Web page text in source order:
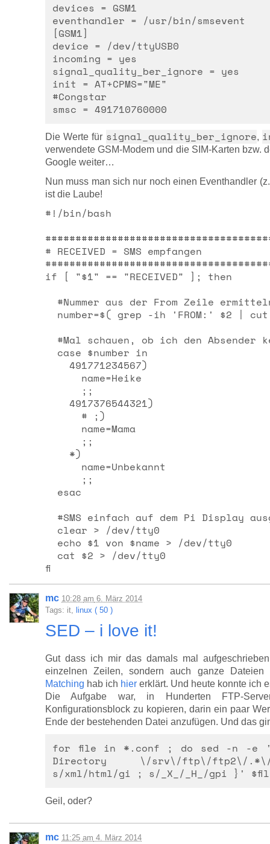
devices = GSM1
eventhandler = /usr/bin/smsevent
[GSM1]
device = /dev/ttyUSB0
incoming = yes
signal_quality_ber_ignore = yes
init = AT+CPMS="ME"
#Congstar
smsc = 491710760000
Die Werte für signal_quality_ber_ignore,
verwendete GSM-Modem und die SIM-Karten bzw.
Google weiter…
Nun muss man sich nur noch einen Eventhandler
ist die Laube!
#!/bin/bash
# RECEIVED = SMS empfangen
if [ "$1" == "RECEIVED" ]; then
#Nummer aus der From Zeile
number=$( grep -ih 'FROM:' $2 |
#Mal schauen, ob ich den Absender
  case $number in
    491771234567)
      name=Heike
      ;;
    4917376544321)
      # ;)
      name=Mama
      ;;
    *)
      name=Unbekannt
      ;;
  esac
#SMS einfach auf dem Pi Display
  clear > /dev/tty0
  echo $1 von $name > /dev/tty0
  cat $2 > /dev/tty0
mc 10:28 am 6. März 2014
Tags: it, linux ( 50 )
SED – i love it!
Gut dass ich mir das damals mal
einzelnen Zeilen, sondern auch ganze
Matching hab ich hier erklärt. Und heute konnte ich
Die Aufgabe war, in Hunderten FTP-
Konfigurationsblock zu kopieren, darin ein paar
Ende der bestehenden Datei anzufügen. Und das
for file in *.conf ; do sed -n -
Directory \/srv\/ftp\/
s/xml/html/gi ; s/_X_/_H_/gpi }'
Geil, oder?
mc 11:25 am 4. März 2014